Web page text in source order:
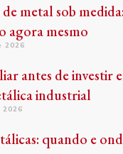
metal sob
agora mesmo
2026
antes de investir
industrial
quando e